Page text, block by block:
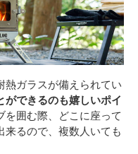
熱ガラスが備えられてい
できるのも嬉しいポイ
を囲む際、どこに座って
来るので、複数人いても